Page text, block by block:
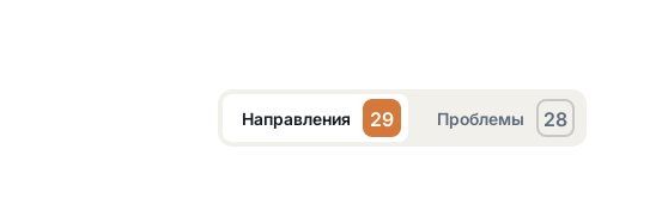
Направления 29 Проблемы 28